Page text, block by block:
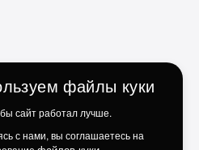
файлы куки
сайт работал лучше.
с нами, вы соглашаетесь на